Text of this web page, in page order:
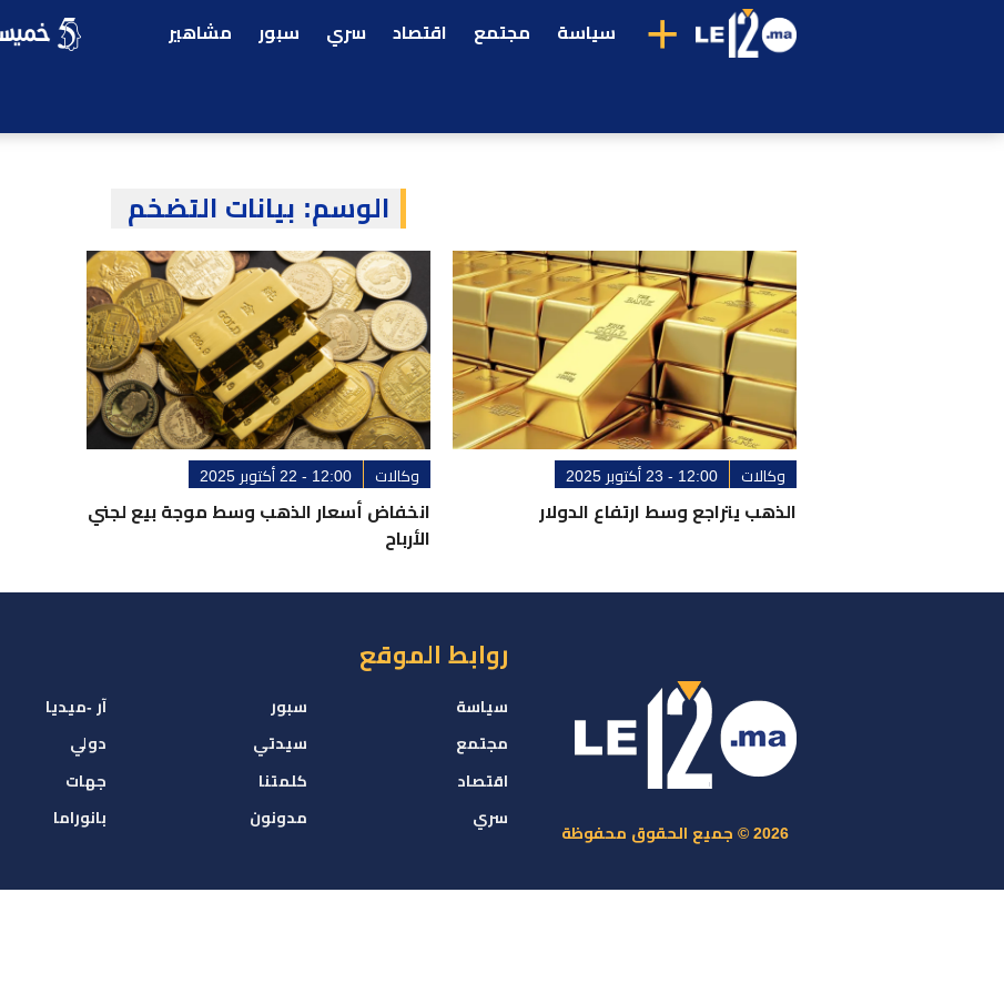
+ سياسة مجتمع اقتصاد سري سبور مشاهير
الوسم: بيانات التضخم
وكالات 12:00 - 23 أكتوبر 2025
الذهب يتراجع وسط ارتفاع الدولار
وكالات 12:00 - 22 أكتوبر 2025
انخفاض أسعار الذهب وسط موجة بيع لجني
الأرباح
2026 © جميع الحقوق محفوظة
روابط الموقع
سياسة
مجتمع
اقتصاد
سري
سبور
سيدتي
كلمتنا
مدونون
آر -ميديا
دولي
جهات
بانوراما